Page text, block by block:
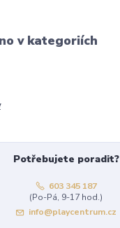
v kategoriích
Potřebujete poradit?
603 345 187
(Po-Pá, 9-17 hod.)
info@playcentrum.cz